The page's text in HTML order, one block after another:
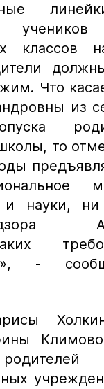
классов
Что
из
то
и науки, ни
-